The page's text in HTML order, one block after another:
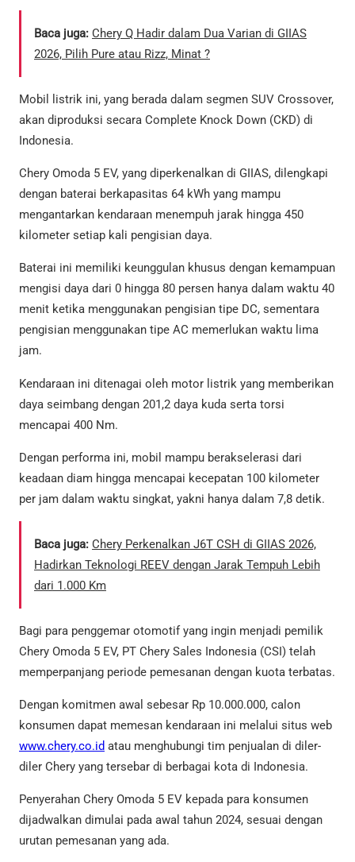
Baca juga: Chery Q Hadir dalam Dua Varian di GIIAS
2026, Pilih Pure atau Rizz, Minat ?
Mobil listrik ini, yang berada dalam segmen SUV Crossover,
akan diproduksi secara Complete Knock Down (CKD) di
Indonesia.
Chery Omoda 5 EV, yang diperkenalkan di GIIAS, dilengkapi
dengan baterai berkapasitas 64 kWh yang mampu
mengantarkan kendaraan menempuh jarak hingga 450
kilometer setiap kali pengisian daya.
Baterai ini memiliki keunggulan khusus dengan kemampuan
mengisi daya dari 0 hingga 80 persen hanya dalam waktu 40
menit ketika menggunakan pengisian tipe DC, sementara
pengisian menggunakan tipe AC memerlukan waktu lima
jam.
Kendaraan ini ditenagai oleh motor listrik yang memberikan
daya seimbang dengan 201,2 daya kuda serta torsi
mencapai 400 Nm.
Dengan performa ini, mobil mampu berakselerasi dari
keadaan diam hingga mencapai kecepatan 100 kilometer
per jam dalam waktu singkat, yakni hanya dalam 7,8 detik.
Baca juga: Chery Perkenalkan J6T CSH di GIIAS 2026,
Hadirkan Teknologi REEV dengan Jarak Tempuh Lebih
dari 1.000 Km
Bagi para penggemar otomotif yang ingin menjadi pemilik
Chery Omoda 5 EV, PT Chery Sales Indonesia (CSI) telah
memperpanjang periode pemesanan dengan kuota terbatas.
Dengan komitmen awal sebesar Rp 10.000.000, calon
konsumen dapat memesan kendaraan ini melalui situs web
www.chery.co.id atau menghubungi tim penjualan di diler-
diler Chery yang tersebar di berbagai kota di Indonesia.
Penyerahan Chery Omoda 5 EV kepada para konsumen
dijadwalkan dimulai pada awal tahun 2024, sesuai dengan
urutan pemesanan yang ada.